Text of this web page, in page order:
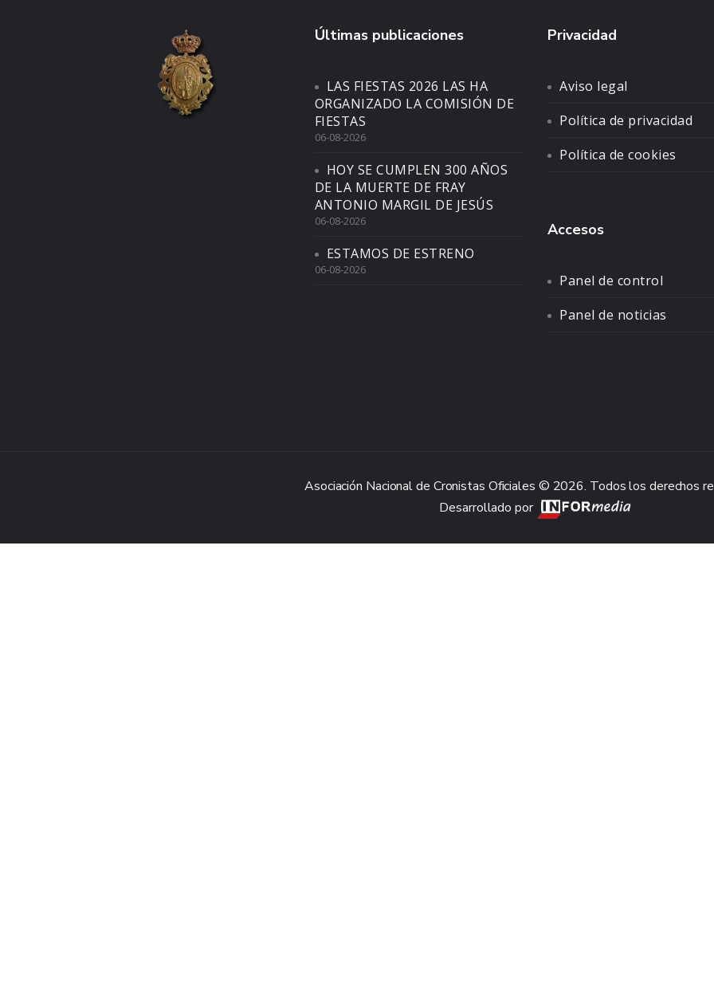
Últimas publicaciones
LAS FIESTAS 2026 LAS HA
ORGANIZADO LA COMISIÓN DE
FIESTAS
06-08-2026
HOY SE CUMPLEN 300 AÑOS
DE LA MUERTE DE FRAY
ANTONIO MARGIL DE JESÚS
06-08-2026
ESTAMOS DE ESTRENO
06-08-2026
Privacidad
Aviso legal
Política de privacidad
Política de cookies
Accesos
Panel de control
Panel de noticias
Asociación Nacional de Cronistas Oficiales © 2026. Todos los derechos
Desarrollado por